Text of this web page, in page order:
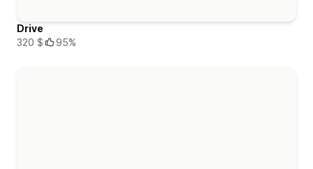
Drive
320 $
95%